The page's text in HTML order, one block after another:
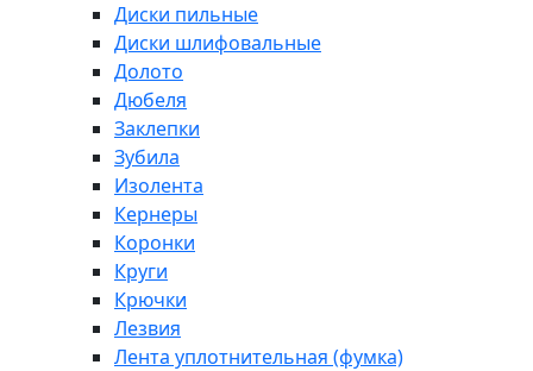
Диски пильные
Диски шлифовальные
Долото
Дюбеля
Заклепки
Зубила
Изолента
Кернеры
Коронки
Круги
Крючки
Лезвия
Лента уплотнительная (фумка)